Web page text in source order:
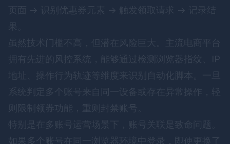
页面 -> 识别优惠券元素 -> 触发领取请求 -> 记录结
果。
虽然技术门槛不高，但潜在风险巨大。主流电商平台
拥有先进的风控系统，能够通过检测浏览器指纹、IP
地址、操作行为轨迹等维度来识别自动化脚本。一旦
系统判定多个账号来自同一设备或存在异常操作，轻
则限制领券功能，重则封禁账号。
特别是在多账号运营场景下，账号关联是致命问题。
如果多个账号在同一浏览器环境中登录，即使更换了